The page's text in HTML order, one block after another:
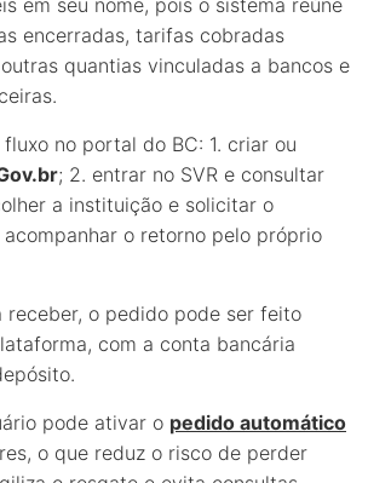
em seu nome, pois o sistema reúne
encerradas, tarifas cobradas
quantias vinculadas a bancos e
no portal do BC: 1. criar ou
; 2. entrar no SVR e consultar
a instituição e solicitar o
o retorno pelo próprio
receber, o pedido pode ser feito
com a conta bancária
pode ativar o pedido automático
o que reduz o risco de perder